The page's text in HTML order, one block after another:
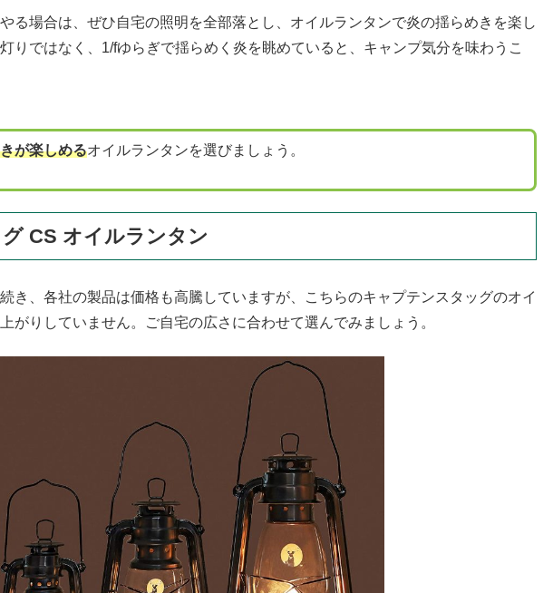
る場合は、ぜひ自宅の照明を全部落とし、オイルランタンで炎の揺らめきを楽し
りではなく、1/fゆらぎで揺らめく炎を眺めていると、キャンプ気分を味わうこ
が楽しめるオイルランタンを選びましょう。
CS オイルランタン
き、各社の製品は価格も高騰していますが、こちらのキャプテンスタッグのオイ
がりしていません。ご自宅の広さに合わせて選んでみましょう。